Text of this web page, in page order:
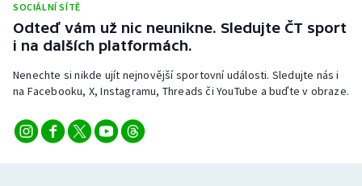
Ostatní
SOCIÁLNÍ SÍTĚ
Odteď vám už nic neunikne. Sledujte ČT sport
i na dalších platformách.
Nenechte si nikde ujít nejnovější sportovní události. Sledujte nás i
na Facebooku, X, Instagramu, Threads či YouTube a buďte v obraze.